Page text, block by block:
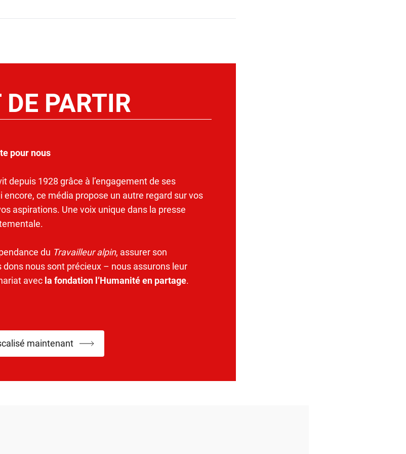
PARTIR
pour nous
depuis 1928 grâce à l’engagement de ses
encore, ce média propose un autre regard sur vos
aspirations. Une voix unique dans la presse
du Travailleur alpin, assurer son
nous sont précieux – nous assurons leur
avec la fondation l’Humanité en partage.
maintenant